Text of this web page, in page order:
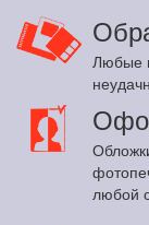
Любые
любой